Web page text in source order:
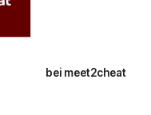
bei meet2cheat